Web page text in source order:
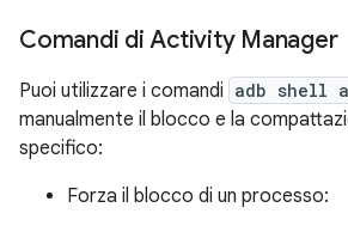
Comandi di Activity Manager
Puoi utilizzare i comandi adb shell
manualmente il blocco e la
specifico:
Forza il blocco di un processo: